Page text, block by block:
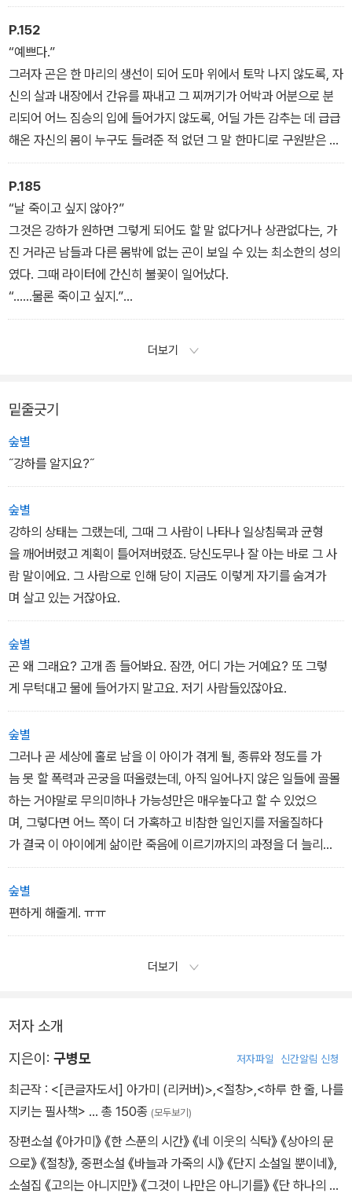
이 주는 거리감과, 언젠가는 곤이 정말로 한 마리 물고기가 되어 다른
물고기 떼들 사이로 깊이깊이 헤엄쳐 들어가 다시는 나타나지 않을
수도 있다는 생각이었다. 예감이 흔들고 지나간 미로의 바닥에는 길
을 잃은 분노와 질투라는 이름의 잔해만이 남아 있었다. 수없이 겹이
덧씌워지는, 아직 발생지 않은 장면들이 상상의 틀에서 벗어나 현실
로 방생되고 있었다.
P.152
“예쁘다.”
그러자 곤은 한 마리의 생선이 되어 도마 위에서 토막 나지 않도록, 자
신의 살과 내장에서 간유를 짜내고 그 찌꺼기가 어박과 어분으로 분
리되어 어느 짐승의 입에 들어가지 않도록, 어딜 가든 감추는 데 급급
해온 자신의 몸이 누구도 들려준 적 없던 그 말 한마디로 구원받은 것
만 같았다.
P.185
“날 죽이고 싶지 않아?”
그것은 강하가 원하면 그렇게 되어도 할 말 없다거나 상관없다는, 가
진 거라곤 남들과 다른 몸밖에 없는 곤이 보일 수 있는 최소한의 성의
였다. 그때 라이터에 간신히 불꽃이 일어났다.
“……물론 죽이고 싶지.”
작은 불꽃이 그대로 사그라지는 바람에 곤은 그 말을 하는 강하의 표
살아줬으면 좋겠다니! 곤은 지금껏 자신이 들어본 말 중에 최선이라
를 폭포처럼 와락 깨달았다. 언제나 강하가 자신을 물고기 아닌 사람
으로 봐주기를 바랐지만 지금의 말은 그것을 넘어선, 존재 자체에 대
것만 같았다.
더보기
밑줄긋기
숲별
˝강하를 알지요?˝
숲별
강하의 상태는 그랬는데, 그때 그 사람이 나타나 일상침묵과 균형
을 깨어버렸고 계획이 틀어져버렸죠. 당신도무나 잘 아는 바로 그 사
람 말이에요. 그 사람으로 인해 당이 지금도 이렇게 자기를 숨겨가
며 살고 있는 거잖아요.
숲별
곤 왜 그래요? 고개 좀 들어봐요. 잠깐, 어디 가는 거예요? 또 그렇
게 무턱대고 물에 들어가지 말고요. 저기 사람들있잖아요.
숲별
그러나 곧 세상에 홀로 남을 이 아이가 겪게 될, 종류와 정도를 가
늠 못 할 폭력과 곤궁을 떠올렸는데, 아직 일어나지 않은 일들에 골몰
하는 거야말로 무의미하나 가능성만은 매우높다고 할 수 있었으
며, 그렇다면 어느 쪽이 더 가혹하고 비참한 일인지를 저울질하다
가 결국 이 아이에게 삶이란 죽음에 이르기까지의 과정을 더 늘리
는 일에 불과하다는 결론으로 마음이 기울어졌다. 이 아이의 앞날
은 뜨거운 물에 뿌려진 한 줌 설탕의 운명만큼이나 명백해 보였다
숲별
편하게 해줄게. ㅠㅠ
더보기
저자 소개
지은이: 구병모 저자파일 신간알림 신청
최근작 : <[큰글자도서] 아가미 (리커버)> <절창> <하루 한 줄, 나를
지키는 필사책> … 총 150종 (모두보기)
장편소설 《아가미》 《한 스푼의 시간》 《네 이웃의 식탁》 《상아의 문
으로》 《절창》, 중편소설 《바늘과 가죽의 시》 《단지 소설일 뿐이네》,
소설집 《고의는 아니지만》 《그것이 나만은 아니기를》 《단 하나의 문